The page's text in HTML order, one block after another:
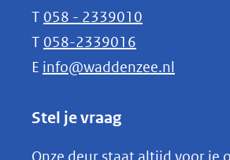
andere
website)
T 058 - 2339010
T 058-2339016
E info@waddenzee.nl
Stel je vraag